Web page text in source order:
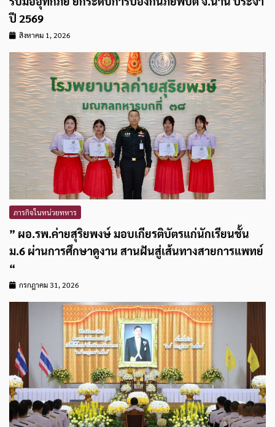
ปี 2569
สิงหาคม 1, 2026
ภารกิจในหน่วยทหาร
” ผอ.รพ.ค่ายสุริยพงษ์ มอบเกียรติบัตรแก่นักเรียนชั้น
ม.6 ผ่านการศึกษาดูงาน สานฝันสู่เส้นทางสายการแพทย์
“
กรกฎาคม 31, 2026